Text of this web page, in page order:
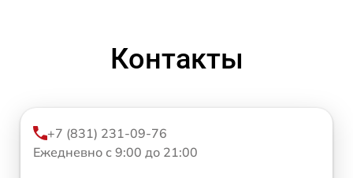
Контакты
+7 (831) 231-09-76
Ежедневно с 9:00 до 21:00